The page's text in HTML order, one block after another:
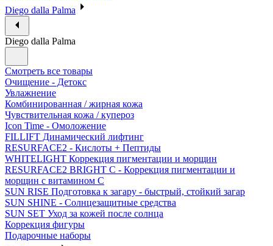
Diego dalla Palma
Diego dalla Palma
Смотреть все товары
Очищение - Детокс
Увлажнение
Комбинированная / жирная кожа
Чувствительная кожа / купероз
Icon Time - Омоложение
FILLIFT Динамический лифтинг
RESURFACE2 - Кислоты + Пептиды
WHITELIGHT Коррекция пигментации и морщин
RESURFACE2 BRIGHT C - Коррекция пигментации и
морщин с витамином С
SUN RISE Подготовка к загару - быстрый, стойкий загар
SUN SHINE - Солнцезащитные средства
SUN SET Уход за кожей после солнца
Коррекция фигуры
Подарочные наборы